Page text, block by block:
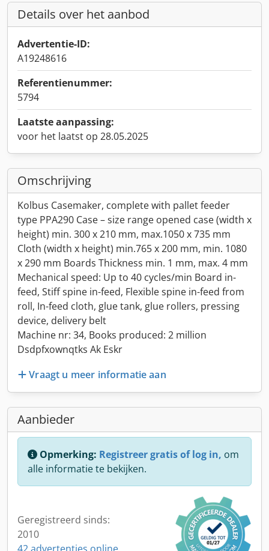
Details over het aanbod
Advertentie-ID:
A19248616
Referentienummer:
5794
Laatste aanpassing:
voor het laatst op 28.05.2025
Omschrijving
Kolbus Casemaker, complete with pallet feeder
type PPA290 Case – size range opened case (width x
height) min. 300 x 210 mm, max.1050 x 735 mm
Cloth (width x height) min.765 x 200 mm, min. 1080
x 290 mm Boards Thickness min. 1 mm, max. 4 mm
Mechanical speed: Up to 40 cycles/min Board in-
feed, Stiff spine in-feed, Flexible spine in-feed from
roll, In-feed cloth, glue tank, glue rollers, pressing
device, delivery belt
Machine nr: 34, Books produced: 2 million
Dsdpfxownqtks Ak Eskr
Vraagt u meer informatie aan
Aanbieder
Opmerking: Registreer gratis of log in, om
alle informatie te bekijken.
Geregistreerd sinds:
2010